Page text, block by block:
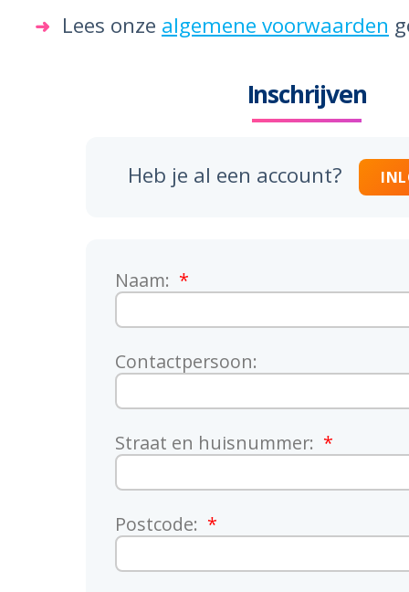
Lees onze algemene voorwaarden
Inschrijven
Heb je al een account?
Naam:
Contactpersoon:
Straat en huisnummer:
Postcode: